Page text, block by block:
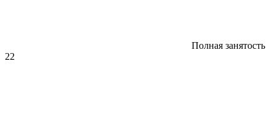
Полная занятость
22